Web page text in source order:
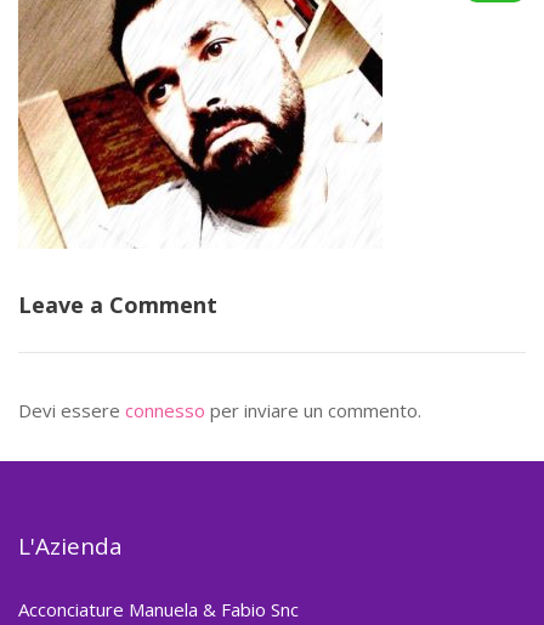
Leave a Comment
Devi essere connesso per inviare un commento.
L'Azienda
Acconciature Manuela & Fabio Snc